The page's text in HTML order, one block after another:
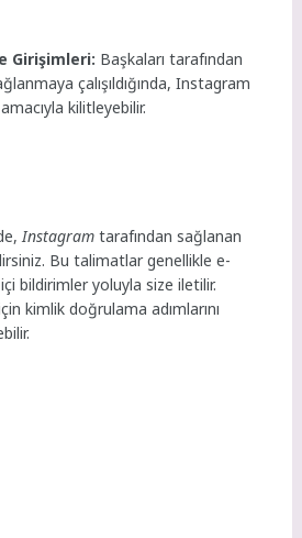
Girişimleri: Başkaları tarafından
çalışıldığında, Instagram
kilitleyebilir.
Instagram tarafından sağlanan
Bu talimatlar genellikle e-
bildirimler yoluyla size iletilir.
kimlik doğrulama adımlarını